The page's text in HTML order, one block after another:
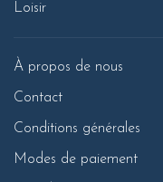
Loisir
À propos de nous
Contact
Conditions générales
Modes de paiement